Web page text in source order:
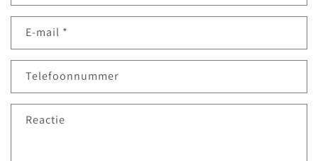
n
a
t
f
E‑mail *
Telefoonnummer
Reactie